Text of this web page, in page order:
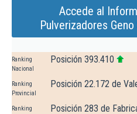
Accede al
Pulverizadores
Ranking
Nacional
Posición 393.410
Ranking
Provincial
Posición 22.172 de
Ranking
Posición 283 de